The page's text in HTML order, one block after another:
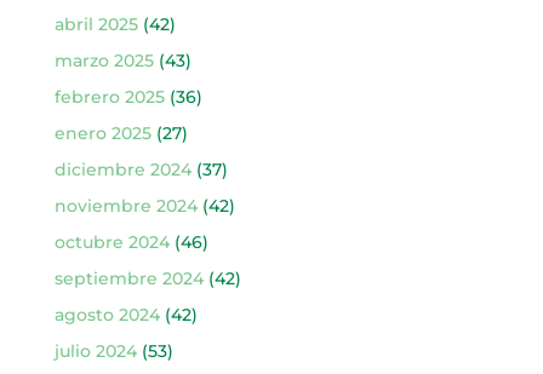
abril 2025(42)
marzo 2025(43)
febrero 2025(36)
enero 2025(27)
diciembre 2024(37)
noviembre 2024(42)
octubre 2024(46)
septiembre 2024(42)
agosto 2024(42)
julio 2024(53)